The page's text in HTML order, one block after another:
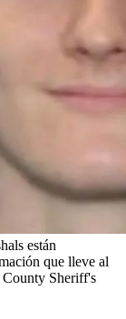
están
que lleve al
Sheriff's